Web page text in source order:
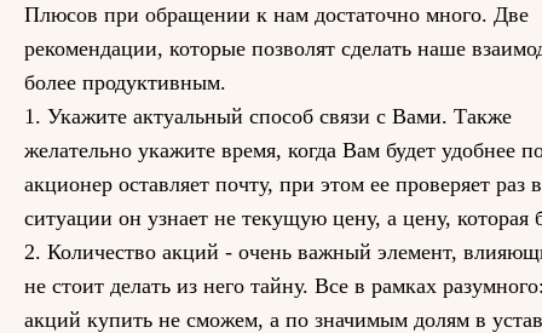
Плюсов при обращении к нам достаточно много. Две
рекомендации, которые позволят сделать наше
более продуктивным.
1. Укажите актуальный способ связи с Вами. Также
желательно укажите время, когда Вам будет удобнее
акционер оставляет почту, при этом ее проверяет
ситуации он узнает не текущую цену, а цену, которая
2. Количество акций - очень важный элемент,
не стоит делать из него тайну. Все в рамках
акций купить не сможем, а по значимым долям в